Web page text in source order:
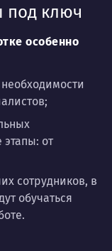
под ключ
особенно
от
сотрудников, в
обучаться